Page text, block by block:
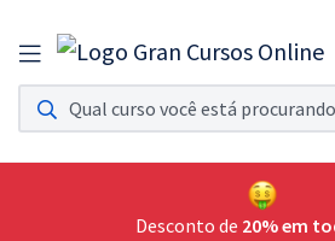
Assinatura Ilimitada 11
Acesso a todos os cursos. Teste grátis por 7 dias!
Assinatura OAB Até Passar
Acesso ilimitado a toda preparação para o Exame
Desconto de 20% em